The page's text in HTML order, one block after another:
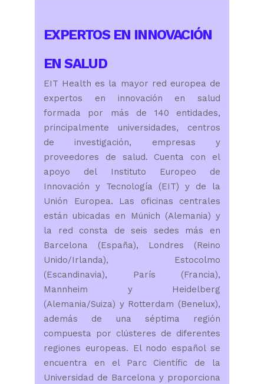
EXPERTOS EN INNOVACIÓN
EN SALUD
EIT Health es la mayor red europea de
expertos en innovación en salud
formada por más de 140 entidades,
principalmente universidades, centros
de investigación, empresas y
proveedores de salud. Cuenta con el
apoyo del Instituto Europeo de
Innovación y Tecnología (EIT) y de la
Unión Europea. Las oficinas centrales
están ubicadas en Múnich (Alemania) y
la red consta de seis sedes más en
Barcelona (España), Londres (Reino
Unido/Irlanda), Estocolmo
(Escandinavia), París (Francia),
Mannheim y Heidelberg
(Alemania/Suiza) y Rotterdam (Benelux),
además de una séptima región
compuesta por clústeres de diferentes
regiones europeas. El nodo español se
encuentra en el Parc Científic de la
Universidad de Barcelona y proporciona